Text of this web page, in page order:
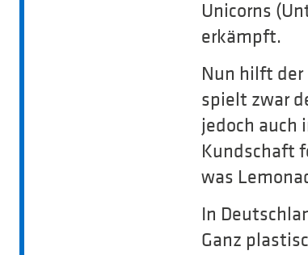
Unicorns
erkämpft.
Nun hilft der
spielt zwar
jedoch auch
Kundschaft
was
In
Ganz